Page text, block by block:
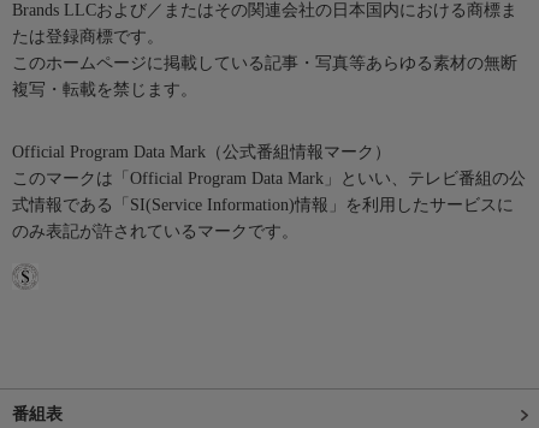
Brands LLCおよび／またはその関連会社の日本国内における商標ま
たは登録商標です。
このホームページに掲載している記事・写真等あらゆる素材の無断
複写・転載を禁じます。
Official Program Data Mark（公式番組情報マーク）
このマークは「Official Program Data Mark」といい、テレビ番組の公
式情報である「SI(Service Information)情報」を利用したサービスに
のみ表記が許されているマークです。
番組表